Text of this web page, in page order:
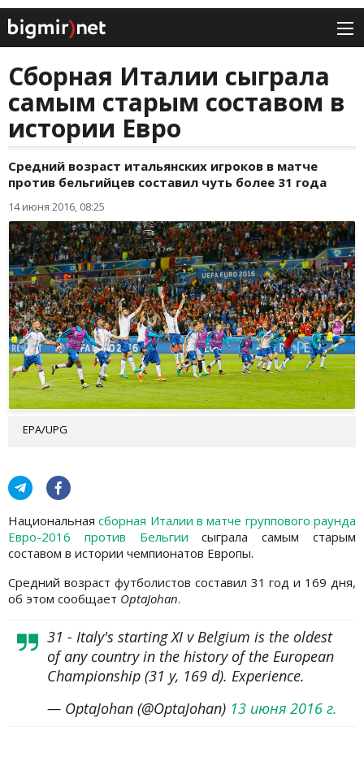
Сборная Италии сыграла
самым старым составом в
истории Евро
Средний возраст итальянских игроков в матче
против бельгийцев составил чуть более 31 года
14 июня 2016, 08:25
EPA/UPG
Национальнаясборная Италии в матче группового раунда
Евро-2016 против Бельгии сыграла самым старым
составом в истории чемпионатов Европы.
Средний возраст футболистов составил 31 год и 169 дня,
об этом сообщает OptaJohan.
31 - Italy's starting XI v Belgium is the oldest
of any country in the history of the European
Championship (31 y, 169 d). Experience.
— OptaJohan (@OptaJohan) 13 июня 2016 г.